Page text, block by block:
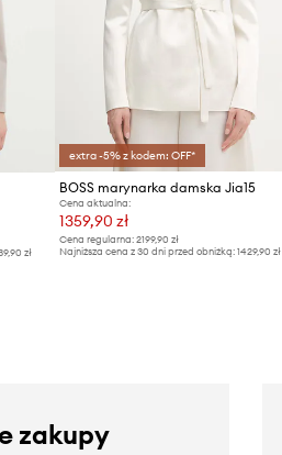
zł
extra -5% z kodem: OFF*
BOSS marynarka damska Jia15
Cena aktualna:
1359,90 zł
Cena regularna: 2199,90 zł
Najniższa cena z 30 dni przed obniżką: 1429,90 zł
zakupy